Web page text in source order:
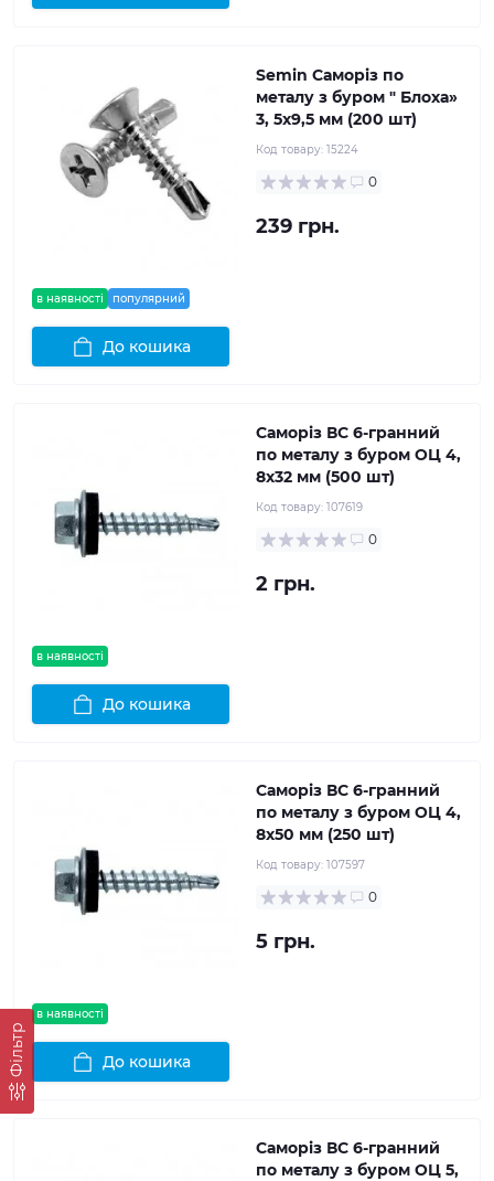
Фільтр
в наявності популярний
Semin Саморіз по
металу з буром " Блоха»
3, 5x9,5 мм (200 шт)
Код товару: 15224
0
239 грн.
До кошика
в наявності
Саморіз ВС 6-гранний
по металу з буром ОЦ 4,
8x32 мм (500 шт)
Код товару: 107619
0
2 грн.
До кошика
в наявності
Саморіз ВС 6-гранний
по металу з буром ОЦ 4,
8x50 мм (250 шт)
Код товару: 107597
0
5 грн.
До кошика
Саморіз ВС 6-гранний
по металу з буром ОЦ 5,